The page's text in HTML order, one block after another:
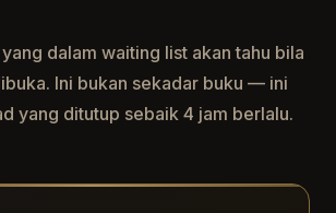
dalam waiting list akan tahu bila
Ini bukan sekadar buku — ini
yang ditutup sebaik 4 jam berlalu.